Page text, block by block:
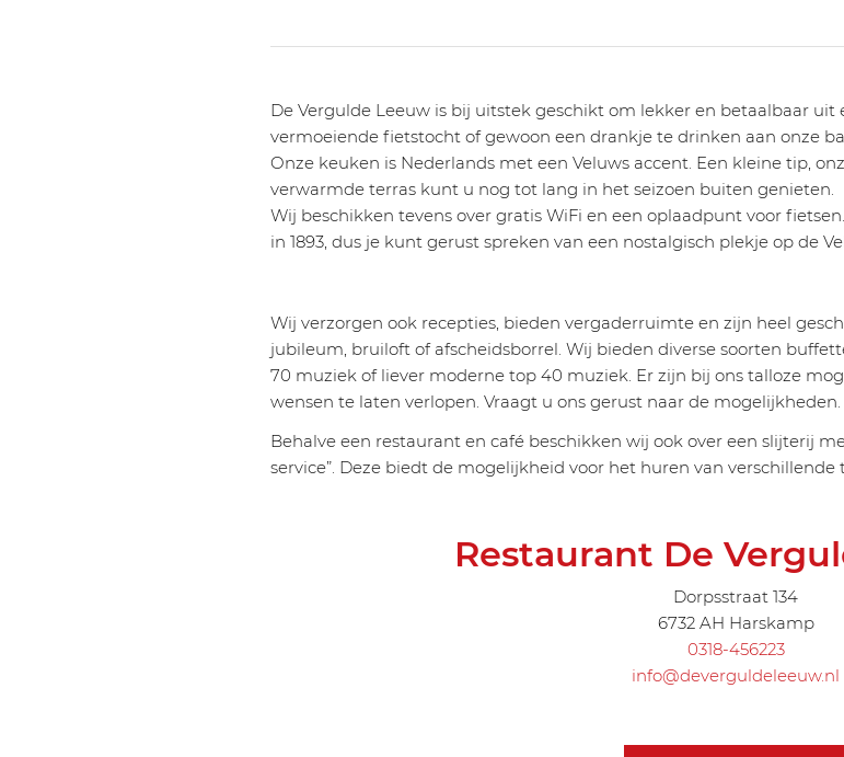
De Vergulde Leeuw is bij uitstek geschikt om lekker en betaalbaar uit
vermoeiende fietstocht of gewoon een drankje te drinken aan onze
Onze keuken is Nederlands met een Veluws accent. Een kleine tip,
verwarmde terras kunt u nog tot lang in het seizoen buiten genieten.
Wij beschikken tevens over gratis WiFi en een oplaadpunt voor
in 1893, dus je kunt gerust spreken van een nostalgisch plekje op de
Wij verzorgen ook recepties, bieden vergaderruimte en zijn heel
jubileum, bruiloft of afscheidsborrel. Wij bieden diverse soorten
70 muziek of liever moderne top 40 muziek. Er zijn bij ons talloze
wensen te laten verlopen. Vraagt u ons gerust naar de mogelijkheden.
Behalve een restaurant en café beschikken wij ook over een slijterij
service”. Deze biedt de mogelijkheid voor het huren van
Restaurant De
Dorpsstraat 134
6732 AH Harskamp
0318-456223
info@deverguldeleeuw.nl